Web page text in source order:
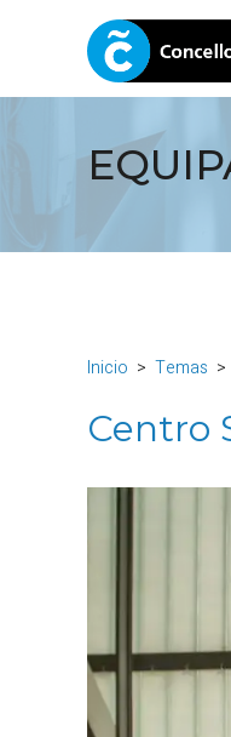
Inicio Temas
Centro